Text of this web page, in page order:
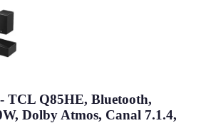
TCL Q85HE, Bluetooth,
Dolby Atmos, Canal 7.1.4,